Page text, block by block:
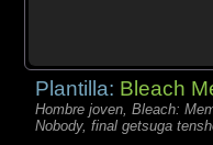
Plantilla: Bleach
Hombre joven, Bleach:
Nobody, final getsuga